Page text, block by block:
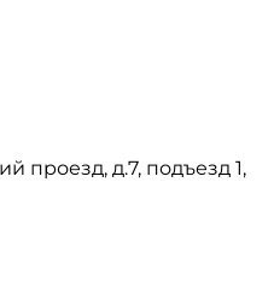
проезд, д.7, подъезд 1,